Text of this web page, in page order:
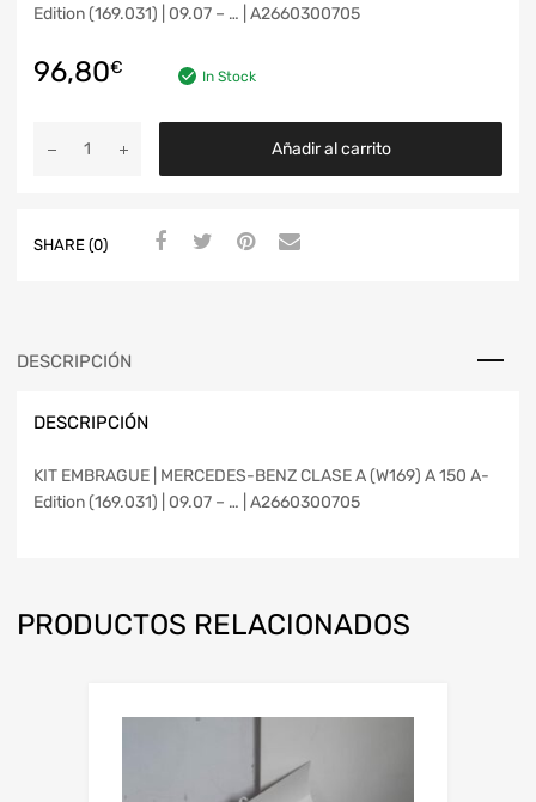
Edition (169.031) | 09.07 – … | A2660300705
96,80€ In Stock
Añadir al carrito
SHARE (0)
DESCRIPCIÓN
DESCRIPCIÓN
KIT EMBRAGUE | MERCEDES-BENZ CLASE A (W169) A 150 A-
Edition (169.031) | 09.07 – … | A2660300705
PRODUCTOS RELACIONADOS